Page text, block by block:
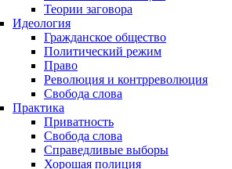
Теории заговора
Идеология
Гражданское общество
Политический режим
Право
Революция и контрреволюция
Свобода слова
Практика
Приватность
Свобода слова
Справедливые выборы
Хорошая полиция